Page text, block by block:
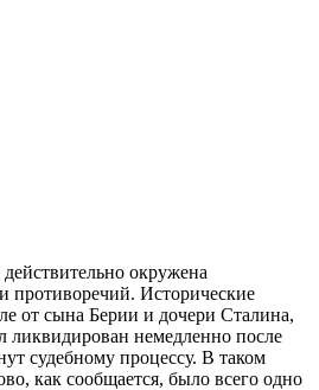
окружена
противоречий. Исторические
от сына Берии и дочери Сталина,
ликвидирован немедленно после
судебному процессу. В таком
как сообщается, было всего одно